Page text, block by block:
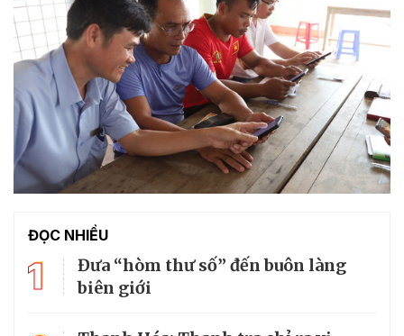
ĐỌC NHIỀU
1
Đưa “hòm thư số” đến buôn làng
biên giới